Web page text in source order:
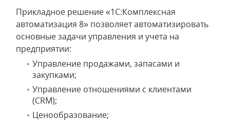
Прикладное решение «1С:Комплексная
автоматизация 8» позволяет автоматизировать
основные задачи управления и учета на
предприятии:
Управление продажами, запасами и
закупками;
Управление отношениями с клиентами
(CRM);
Ценообразование;